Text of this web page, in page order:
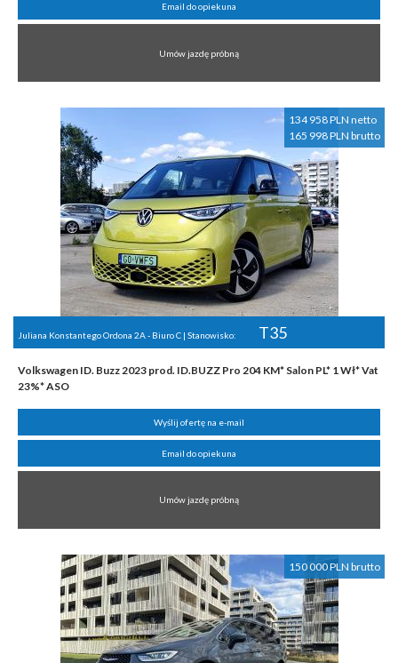
Email do opiekuna
Umów jazdę próbną
134 958 PLN netto
165 998 PLN brutto
Juliana Konstantego Ordona 2A - Biuro C | Stanowisko: T35
Volkswagen ID. Buzz 2023 prod. ID.BUZZ Pro 204 KM* Salon PL* 1 Wł* Vat
23%* ASO
Wyślij ofertę na e-mail
Email do opiekuna
Umów jazdę próbną
150 000 PLN brutto